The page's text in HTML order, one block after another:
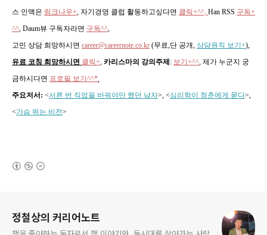
스 인맥은 링크나우+, 자기경영 클럽 활동하고싶다면 클릭+^^, Han RSS 구독+
^^, Daum뷰 구독자라면 구독^^,
고민 상담 희망하시면 career@careernote.co.kr (무료,단 공개, 상담원칙 보기+),
유료 코칭 희망하시면 클릭+, 카리스마의 강의주제: 보기+^^, 제가 누군지 궁
금하시다면 프로필 보기^^*
주요저서: <서른 번 직업을 바꿔야만 했던 남자>, <심리학이 청춘에게 묻다>,
<가슴 뛰는 비전>
정철상의 커리어노트